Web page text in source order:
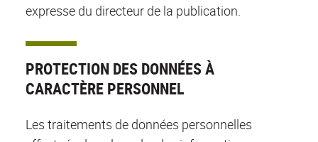
expresse du directeur de la publication.
PROTECTION DES DONNÉES À
CARACTÈRE PERSONNEL
Les traitements de données personnelles